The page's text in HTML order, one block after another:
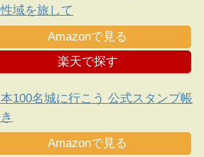
域を旅して
Amazonで見る
楽天で探す
本100名城に行こう 公式スタンプ帳
Amazonで見る